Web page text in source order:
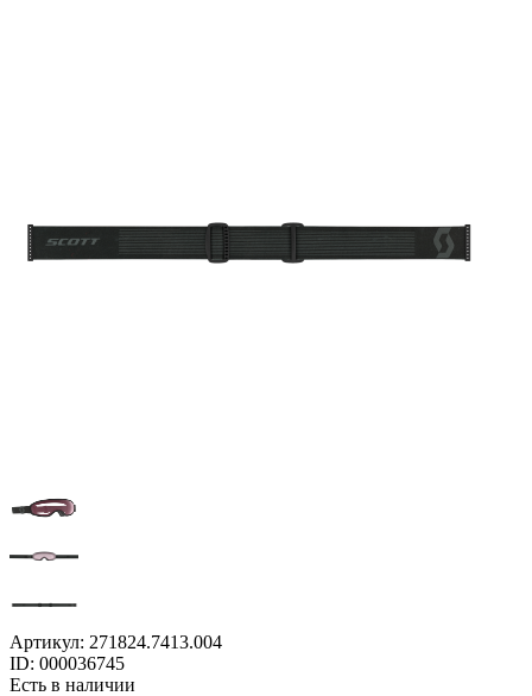
Артикул: 271824.7413.004
ID: 000036745
Есть в наличии